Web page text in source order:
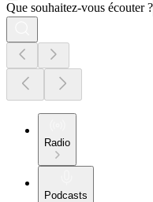
Que souhaitez-vous écouter ?
Radio
Podcasts